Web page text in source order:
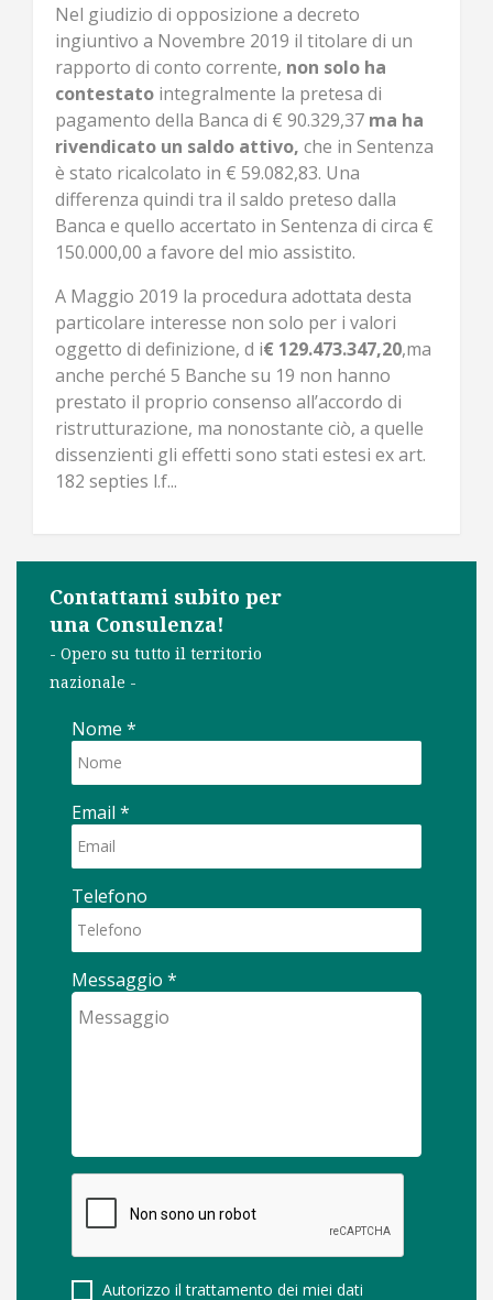
Nel giudizio di opposizione a decreto
ingiuntivo a Novembre 2019 il titolare di un
rapporto di conto corrente, non solo ha
contestato integralmente la pretesa di
pagamento della Banca di € 90.329,37 ma ha
rivendicato un saldo attivo, che in Sentenza
è stato ricalcolato in € 59.082,83. Una
differenza quindi tra il saldo preteso dalla
Banca e quello accertato in Sentenza di circa €
150.000,00 a favore del mio assistito.
A Maggio 2019 la procedura adottata desta
particolare interesse non solo per i valori
oggetto di definizione, d i€ 129.473.347,20,ma
anche perché 5 Banche su 19 non hanno
prestato il proprio consenso all’accordo di
ristrutturazione, ma nonostante ciò, a quelle
dissenzienti gli effetti sono stati estesi ex art.
182 septies l.f...
Contattami subito per
una Consulenza!
- Opero su tutto il territorio
nazionale -
Nome *
Email *
Telefono
Messaggio *
Autorizzo il trattamento dei miei dati